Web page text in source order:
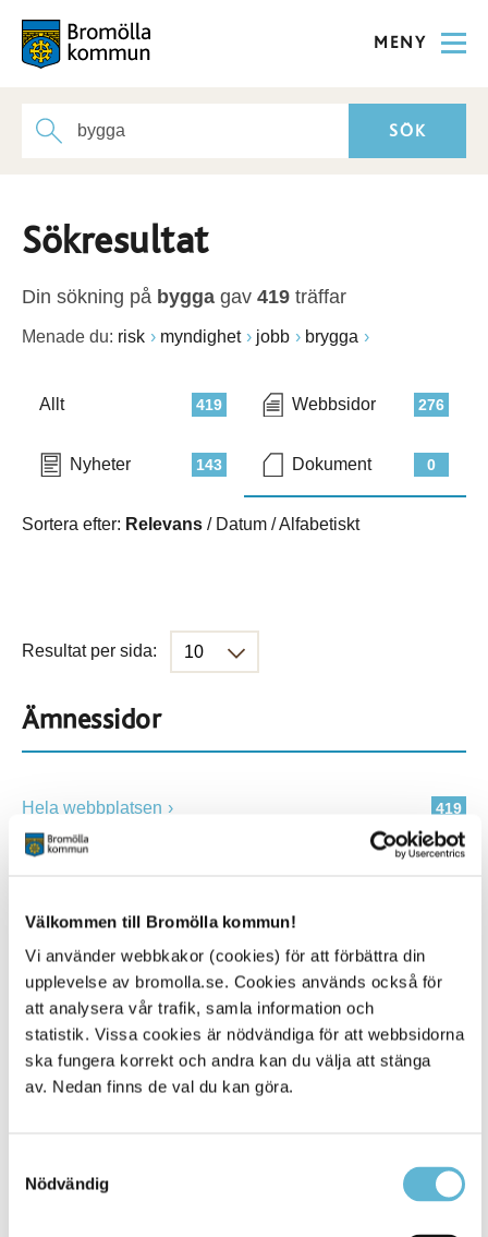
Välkommen till Bromölla kommun!
Vi använder webbkakor (cookies) för att förbättra din
upplevelse av bromolla.se. Cookies används också för
att analysera vår trafik, samla information och
statistik. Vissa cookies är nödvändiga för att webbsidorna
ska fungera korrekt och andra kan du välja att stänga
av. Nedan finns de val du kan göra.
Nödvändig
MENY
Sökresultat
Din sökning på bygga gav 419 träffar
Menade du: risk myndighet jobb brygga
419
Allt 276
Webbsidor
143
Nyheter 0
Dokument
Sortera efter: Relevans / Datum /Alfabetiskt
Resultat per sida:
Ämnessidor
419
Hela webbplatsen
Alla platser